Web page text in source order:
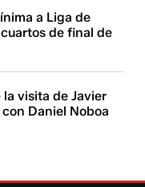
a Liga de
de final de
visita de Javier
Daniel Noboa